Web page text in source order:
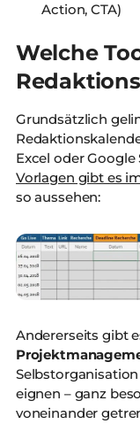
Action, CTA)
Welche
Grundsätzlich
Excel oder Google
Vorlagen gibt es
so aussehen:
Andererseits gibt
eignen – ganz
voneinander